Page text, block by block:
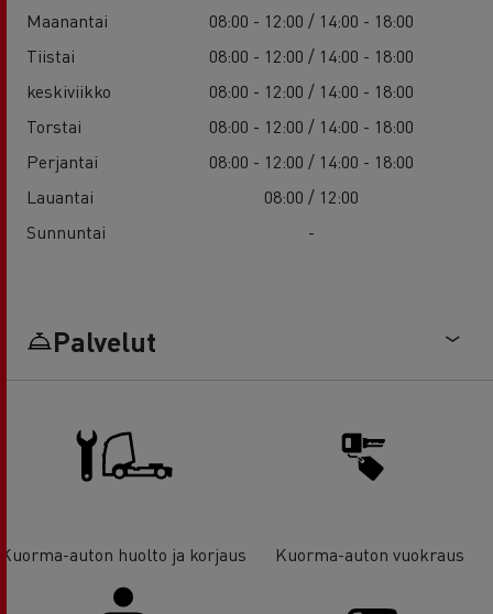
Maanantai
08:00 - 12:00 / 14:00 - 18:00
Tiistai
08:00 - 12:00 / 14:00 - 18:00
keskiviikko
08:00 - 12:00 / 14:00 - 18:00
Torstai
08:00 - 12:00 / 14:00 - 18:00
Perjantai
08:00 - 12:00 / 14:00 - 18:00
Lauantai
08:00 / 12:00
Sunnuntai
-
Palvelut
Kuorma-auton huolto ja korjaus Kuorma-auton vuokraus